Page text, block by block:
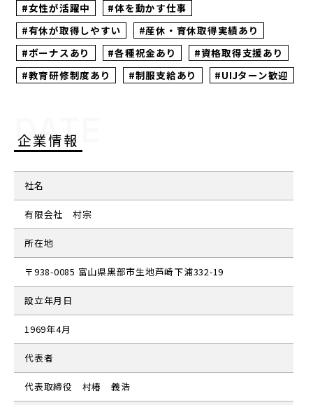
#女性が活躍中
#体を動かす仕事
#有休が取得しやすい
#産休・育休取得実績あり
#ボーナスあり
#各種祝金あり
#資格取得支援あり
#教育研修制度あり
#制服支給あり #UIJターン歓迎
DATE
企業情報
社名
有限会社 村宗
所在地
〒938-0085 富山県黒部市生地芦崎下浦332-19
設立年月日
1969年4月
代表者
代表取締役 村椿 義浩